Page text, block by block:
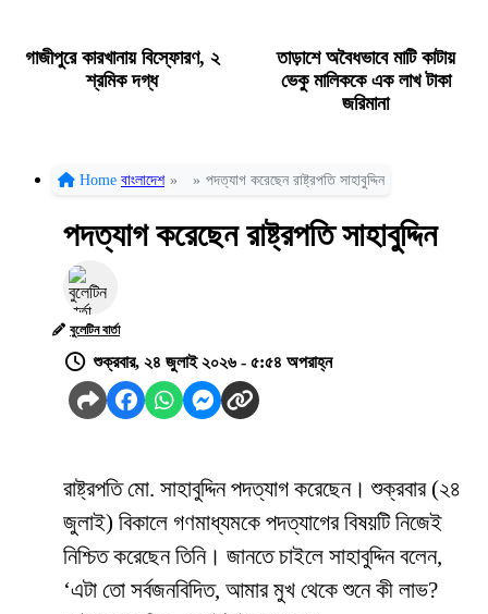
গাজীপুরে কারখানায় বিস্ফোরণ, ২
শ্রমিক দগ্ধ
তাড়াশে অবৈধভাবে মাটি কাটায়
ভেকু মালিককে এক লাখ টাকা
জরিমানা
Home বাংলাদেশ » » পদত্যাগ করেছেন রাষ্ট্রপতি সাহাবুদ্দিন
পদত্যাগ করেছেন রাষ্ট্রপতি সাহাবুদ্দিন
বুলেটিন বার্তা
শুক্রবার, ২৪ জুলাই ২০২৬ - ৫:৫৪ অপরাহ্ন
রাষ্ট্রপতি মো. সাহাবুদ্দিন পদত্যাগ করেছেন। শুক্রবার (২৪
জুলাই) বিকালে গণমাধ্যমকে পদত্যাগের বিষয়টি নিজেই
নিশ্চিত করেছেন তিনি। জানতে চাইলে সাহাবুদ্দিন বলেন,
‘এটা তো সর্বজনবিদিত, আমার মুখ থেকে শুনে কী লাভ?